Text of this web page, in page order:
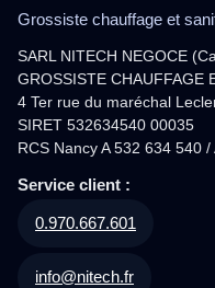
Grossiste chauffage et
SARL NITECH NEGOCE
GROSSISTE CHAUFFAGE
4 Ter rue du maréchal
SIRET 532634540 00035
RCS Nancy A 532 634 540
Service client :
0.970.667.601
info@nitech.fr